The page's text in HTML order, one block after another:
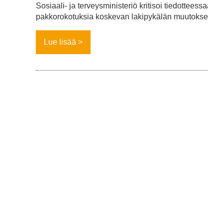
Sosiaali- ja terveysministeriö kritisoi
pakkorokotuksia koskevan lakipykälän
Lue lisää